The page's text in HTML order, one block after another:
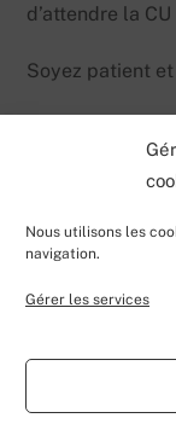
Nous utilisons les
navigation.
Gérer les services
d’attendre la
Soyez patient
Valentin
Home Blog